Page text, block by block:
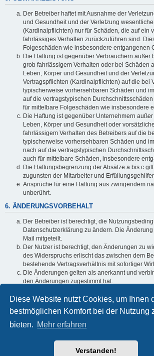
Diese Website nutzt Cookies, um Ihnen
bestmöglichen Komfort bei der Nutzung
bieten. Mehr erfahren
Verstanden!
Der Betreiber haftet mit Ausnahme der
und Gesundheit und der Verletzung
(Kardinalpflichten) nur für Schäden, die auf ein
fahrlässiges Verhalten zurückzuführen sind.
Folgeschäden wie insbesondere entgangenen
Die Haftung ist gegenüber Verbrauchern außer
grob fahrlässigem Verhalten oder bei Schäden
Leben, Körper und Gesundheit und der
Vertragspflichten (Kardinalpflichten) auf die bei
typischerweise vorhersehbaren Schäden und
auf die vertragstypischen
für mittelbare Folgeschäden wie insbesondere
Die Haftung ist gegenüber Unternehmern
Leben, Körper und Gesundheit oder
fahrlässigem Verhalten des Betreibers auf die
typischerweise vorhersehbaren Schäden und
nach auf die vertragstypischen
auch für mittelbare Schäden, insbesondere
Die Haftungsbegrenzung der Absätze a bis c
zugunsten der Mitarbeiter und
Ansprüche für eine Haftung aus zwingendem
unberührt.
6. ÄNDERUNGSVORBEHALT
Der Betreiber ist berechtigt, die
Datenschutzerklärung zu ändern. Die
Mail mitgeteilt.
Der Nutzer ist berechtigt, den Änderungen zu
des Widerspruchs erlischt das zwischen dem
bestehende Vertragsverhältnis mit sofortiger
Die Änderungen gelten als anerkannt und
den Änderungen zugestimmt hat.
Informationen über den Umgang mit Ihren
in der Datenschutzerklärung enthalten.
Powered byphpBB® Forum Software ©